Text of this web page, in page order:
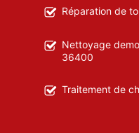
Réparation de
Nettoyage
36400
Traitement de